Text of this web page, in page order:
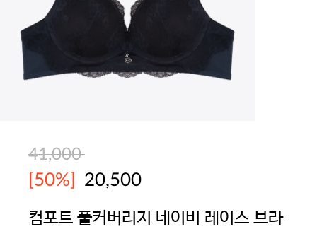
41,000
[50%] 20,500
컴포트 풀커버리지 네이비 레이스 브라